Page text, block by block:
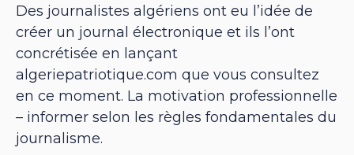
Des journalistes algériens ont eu l’idée de
créer un journal électronique et ils l’ont
concrétisée en lançant
algeriepatriotique.com que vous consultez
en ce moment. La motivation professionnelle
– informer selon les règles fondamentales du
journalisme.